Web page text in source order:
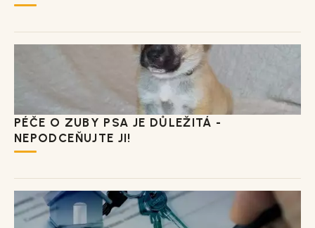
PÉČE O ZUBY PSA JE DŮLEŽITÁ -
NEPODCEŇUJTE JI!